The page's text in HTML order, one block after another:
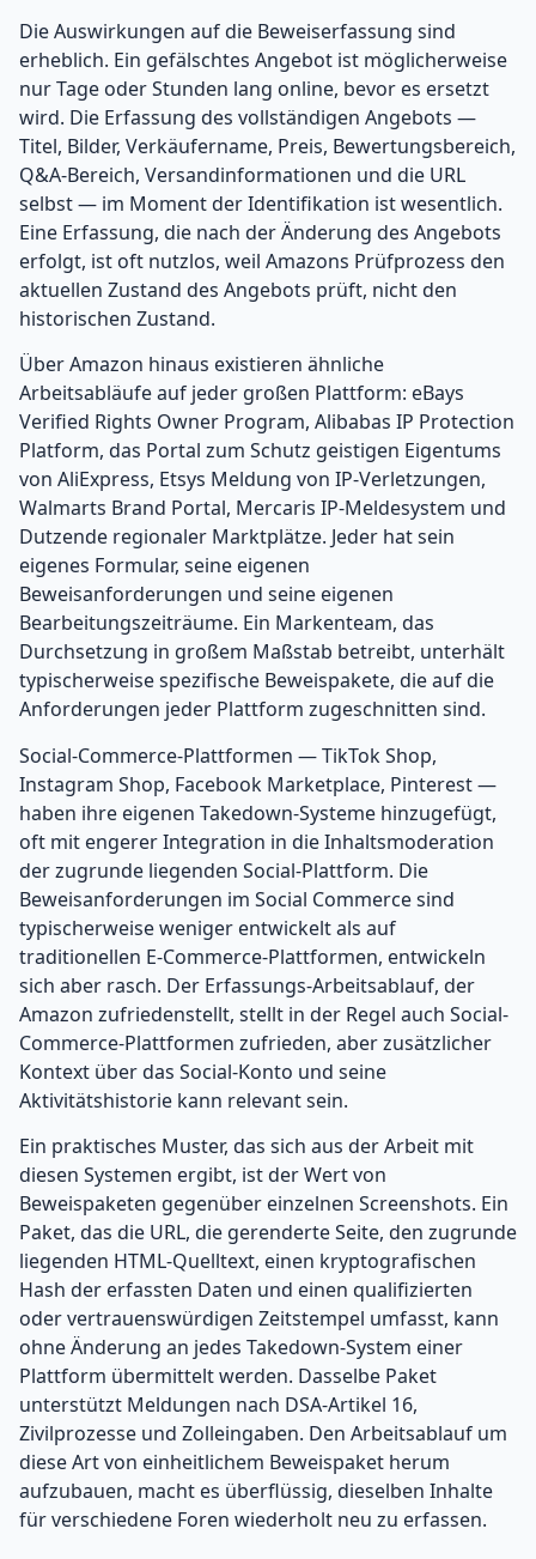
Die Auswirkungen auf die Beweiserfassung sind
erheblich. Ein gefälschtes Angebot ist möglicherweise
nur Tage oder Stunden lang online, bevor es ersetzt
wird. Die Erfassung des vollständigen Angebots —
Titel, Bilder, Verkäufername, Preis, Bewertungsbereich,
Q&A-Bereich, Versandinformationen und die URL
selbst — im Moment der Identifikation ist wesentlich.
Eine Erfassung, die nach der Änderung des Angebots
erfolgt, ist oft nutzlos, weil Amazons Prüfprozess den
aktuellen Zustand des Angebots prüft, nicht den
historischen Zustand.
Über Amazon hinaus existieren ähnliche
Arbeitsabläufe auf jeder großen Plattform: eBays
Verified Rights Owner Program, Alibabas IP Protection
Platform, das Portal zum Schutz geistigen Eigentums
von AliExpress, Etsys Meldung von IP-Verletzungen,
Walmarts Brand Portal, Mercaris IP-Meldesystem und
Dutzende regionaler Marktplätze. Jeder hat sein
eigenes Formular, seine eigenen
Beweisanforderungen und seine eigenen
Bearbeitungszeiträume. Ein Markenteam, das
Durchsetzung in großem Maßstab betreibt, unterhält
typischerweise spezifische Beweispakete, die auf die
Anforderungen jeder Plattform zugeschnitten sind.
Social-Commerce-Plattformen — TikTok Shop,
Instagram Shop, Facebook Marketplace, Pinterest —
haben ihre eigenen Takedown-Systeme hinzugefügt,
oft mit engerer Integration in die Inhaltsmoderation
der zugrunde liegenden Social-Plattform. Die
Beweisanforderungen im Social Commerce sind
typischerweise weniger entwickelt als auf
traditionellen E-Commerce-Plattformen, entwickeln
sich aber rasch. Der Erfassungs-Arbeitsablauf, der
Amazon zufriedenstellt, stellt in der Regel auch Social-
Commerce-Plattformen zufrieden, aber zusätzlicher
Kontext über das Social-Konto und seine
Aktivitätshistorie kann relevant sein.
Ein praktisches Muster, das sich aus der Arbeit mit
diesen Systemen ergibt, ist der Wert von
Beweispaketen gegenüber einzelnen Screenshots. Ein
Paket, das die URL, die gerenderte Seite, den zugrunde
liegenden HTML-Quelltext, einen kryptografischen
Hash der erfassten Daten und einen qualifizierten
oder vertrauenswürdigen Zeitstempel umfasst, kann
ohne Änderung an jedes Takedown-System einer
Plattform übermittelt werden. Dasselbe Paket
unterstützt Meldungen nach DSA-Artikel 16,
Zivilprozesse und Zolleingaben. Den Arbeitsablauf um
diese Art von einheitlichem Beweispaket herum
aufzubauen, macht es überflüssig, dieselben Inhalte
für verschiedene Foren wiederholt neu zu erfassen.